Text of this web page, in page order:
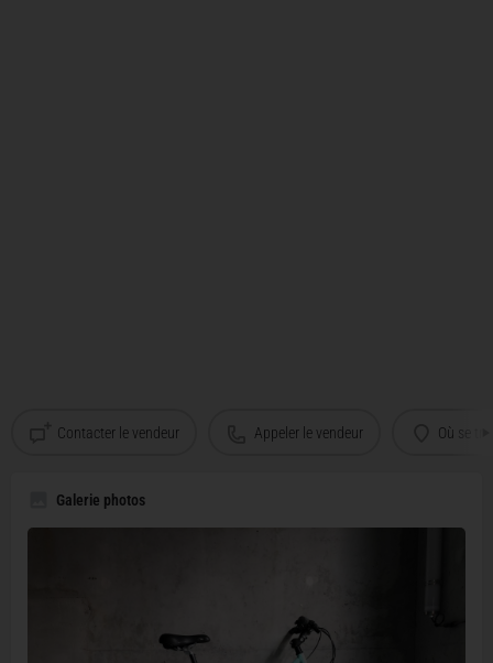
Contacter le vendeur Appeler le vendeur Où se
Galerie photos